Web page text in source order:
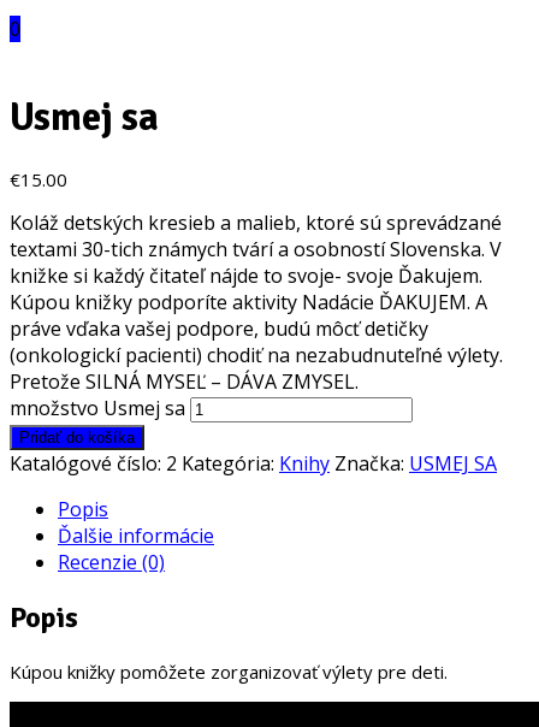
0
Usmej sa
€15.00
Koláž detských kresieb a malieb, ktoré sú sprevádzané
textami 30-tich známych tvárí a osobností Slovenska. V
knižke si každý čitateľ nájde to svoje- svoje Ďakujem.
Kúpou knižky podporíte aktivity Nadácie ĎAKUJEM. A
práve vďaka vašej podpore, budú môcť detičky
(onkologickí pacienti) chodiť na nezabudnuteľné výlety.
Pretože SILNÁ MYSEĽ – DÁVA ZMYSEL.
množstvo Usmej sa
Pridať do košíka
Katalógové číslo: 2 Kategória: Knihy Značka: USMEJ SA
Popis
Ďalšie informácie
Recenzie (0)
Popis
Kúpou knižky pomôžete zorganizovať výlety pre deti.